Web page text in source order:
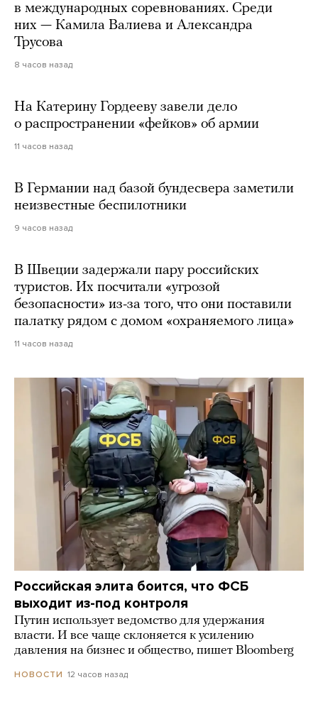
в международных соревнованиях. Среди
них — Камила Валиева и Александра
Трусова
8 часов назад
На Катерину Гордееву завели дело
о распространении «фейков» об армии
11 часов назад
В Германии над базой бундесвера заметили
неизвестные беспилотники
9 часов назад
В Швеции задержали пару российских
туристов. Их посчитали «угрозой
безопасности» из-за того, что они поставили
палатку рядом с домом «охраняемого лица»
11 часов назад
Российская элита боится, что ФСБ
выходит из-под контроля
Путин использует ведомство для удержания
власти. И все чаще склоняется к усилению
давления на бизнес и общество, пишет Bloomberg
НОВОСТИ 12 часов назад